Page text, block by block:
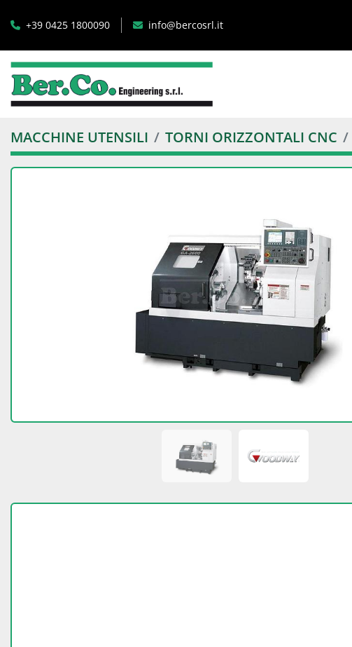
+39 0425 1800090 info@bercosrl.it
MACCHINE UTENSILI TORNI ORIZZONTALI CNC